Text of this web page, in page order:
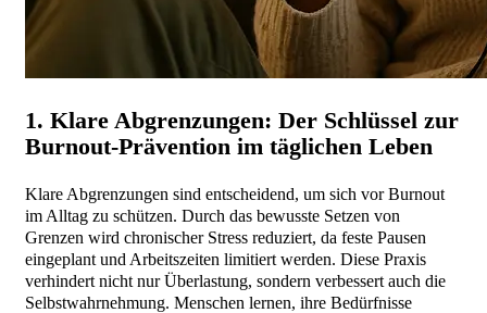
1. Klare Abgrenzungen: Der Schlüssel zur
Burnout-Prävention im täglichen Leben
Klare Abgrenzungen sind entscheidend, um sich vor Burnout
im Alltag zu schützen. Durch das bewusste Setzen von
Grenzen wird chronischer Stress reduziert, da feste Pausen
eingeplant und Arbeitszeiten limitiert werden. Diese Praxis
verhindert nicht nur Überlastung, sondern verbessert auch die
Selbstwahrnehmung. Menschen lernen, ihre Bedürfnisse